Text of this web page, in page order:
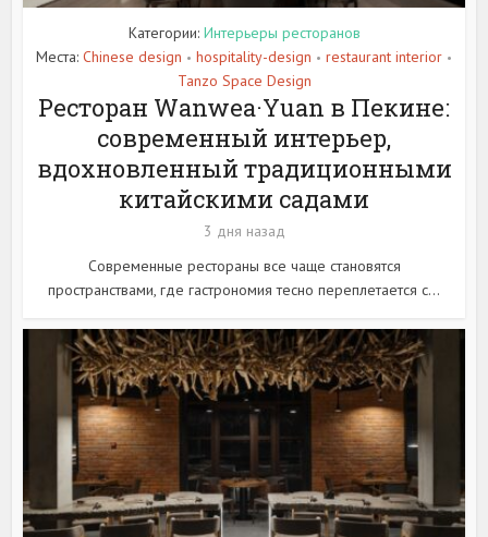
Категории: Интерьеры ресторанов
Места: Chinese design • hospitality-design • restaurant interior •
Tanzo Space Design
Ресторан Wanwea·Yuan в Пекине:
современный интерьер,
вдохновленный традиционными
китайскими садами
3 дня назад
Современные рестораны все чаще становятся
пространствами, где гастрономия тесно переплетается с...